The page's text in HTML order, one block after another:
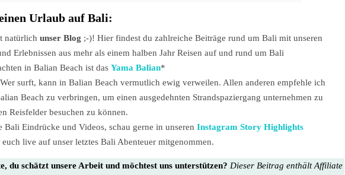
Urlaub auf Bali:
natürlich unser Blog ;-)! Hier findest du zahlreiche Beiträge rund um Bali mit unseren
Erlebnissen aus mehr als einem halben Jahr Reisen auf und rund um Bali
in Balian Beach ist das Yama Balian*
Wer surft, kann in Balian Beach vermutlich ewig verweilen. Allen anderen empfehle ich
Beach zu verbringen, um einen ausgedehnten Strandspaziergang unternehmen zu
Reisfelder besuchen zu können.
Bali Eindrücke und Videos, schau gerne in unseren Instagram Story Highlights
live auf unser letztes Bali Abenteuer mitgenommen.
du schätzt unsere Arbeit und möchtest uns unterstützen? Dieser Beitrag enthält Affiliate